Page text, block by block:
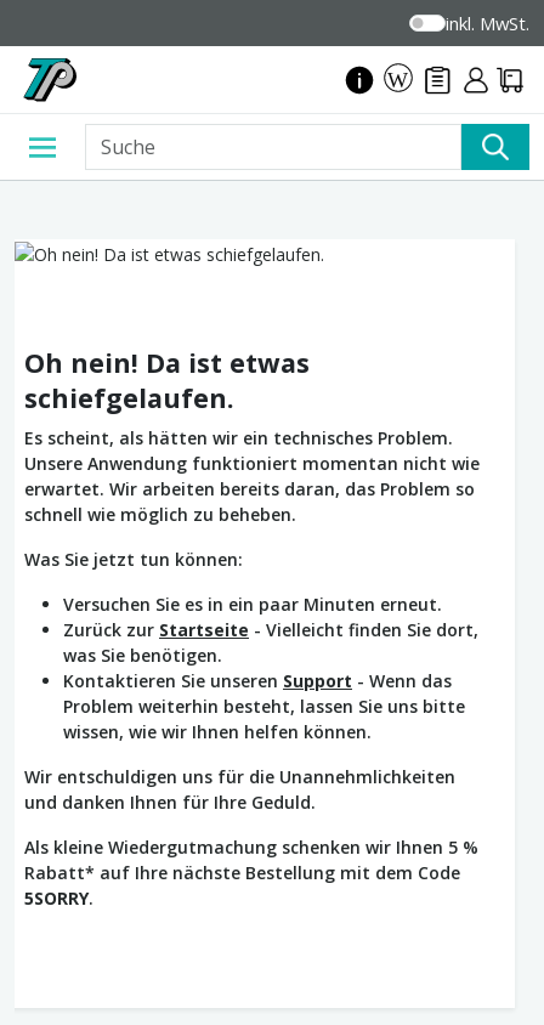
inkl. MwSt.
Oh nein! Da ist etwas
schiefgelaufen.
Es scheint, als hätten wir ein technisches Problem.
Unsere Anwendung funktioniert momentan nicht wie
erwartet. Wir arbeiten bereits daran, das Problem so
schnell wie möglich zu beheben.
Was Sie jetzt tun können:
Versuchen Sie es in ein paar Minuten erneut.
Zurück zur Startseite - Vielleicht finden Sie dort,
was Sie benötigen.
Kontaktieren Sie unseren Support - Wenn das
Problem weiterhin besteht, lassen Sie uns bitte
wissen, wie wir Ihnen helfen können.
Wir entschuldigen uns für die Unannehmlichkeiten
und danken Ihnen für Ihre Geduld.
Als kleine Wiedergutmachung schenken wir Ihnen 5 %
Rabatt* auf Ihre nächste Bestellung mit dem Code
5SORRY.